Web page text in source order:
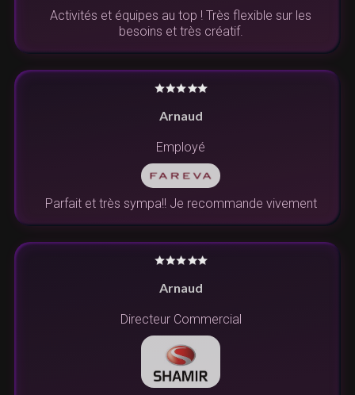
Activités et équipes au top ! Très flexible sur les
besoins et très créatif.
Arnaud
Employé
Parfait et très sympa!! Je recommande vivement
Arnaud
Directeur Commercial